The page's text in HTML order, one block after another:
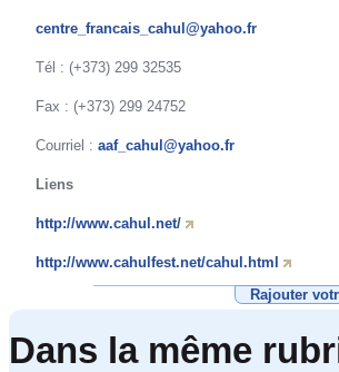
centre_francais_cahul@yahoo.fr
Tél : (+373) 299 32535
Fax : (+373) 299 24752
Courriel :aaf_cahul@yahoo.fr
Liens
http://www.cahul.net/
http://www.cahulfest.net/cahul.html
Rajouter
Dans la même